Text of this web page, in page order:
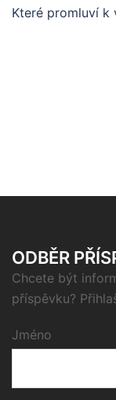
Které promluví k
ODBĚR
Chcete být
příspěvku?
Jméno